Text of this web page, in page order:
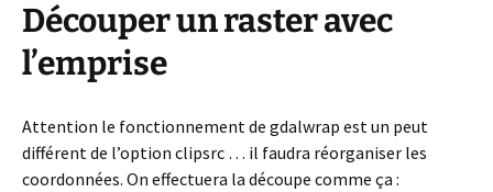
Découper un raster avec
l’emprise
Attention le fonctionnement de gdalwrap est un peut
différent de l’option clipsrc … il faudra réorganiser les
coordonnées. On effectuera la découpe comme ça :